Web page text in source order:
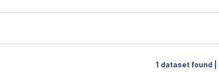
1 dataset found |